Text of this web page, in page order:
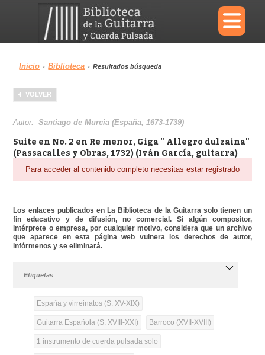
×
Menu
Biblioteca Diccionario
Área personal Reproductor
Inicio › Biblioteca › Resultados búsqueda
VOLVER
Autor:Santiago de Murcia (España, 1673-1739)
Suite en No. 2 en Re menor, Giga " Allegro dulzaina"
(Passacalles y Obras, 1732) (Iván García, guitarra)
Para acceder al contenido completo necesitas estar registrado
Los enlaces publicados en La Biblioteca de la Guitarra solo tienen un
fin educativo y de difusión, no comercial. Si algún compositor,
intérprete o empresa, por cualquier motivo, considera que un archivo
que aparece en esta página web vulnera los derechos de autor,
infórmenos y se eliminará.
Etiquetas
España y virreinatos (S. XV-XIX)
Guitarra Española (S. XVIII-XXI) Barroco (XVII-XVIII)
1 instrumento de cuerda pulsada solo